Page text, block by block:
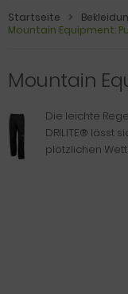
Startseite
Mountain Equipment:
Mountain
Die leichte
DRILITE® lässt
plötzlichen